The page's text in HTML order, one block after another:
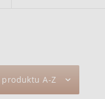
produktu A-Z